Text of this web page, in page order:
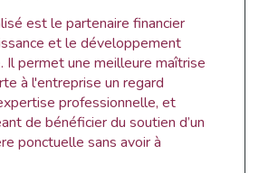
est le partenaire financier
et le développement
Il permet une meilleure maîtrise
à l'entreprise un regard
professionnelle, et
de bénéficier du soutien d’un
ponctuelle sans avoir à